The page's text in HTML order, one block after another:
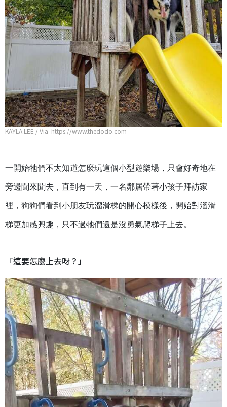
KAYLA LEE / Via https://www.thedodo.com
一開始牠們不太知道怎麼玩這個小型遊樂場，只會好奇地在
旁邊聞來聞去，直到有一天，一名鄰居帶著小孩子拜訪家
裡，狗狗們看到小朋友玩溜滑梯的開心模樣後，開始對溜滑
梯更加感興趣，只不過牠們還是沒勇氣爬梯子上去。
「這要怎麼上去呀？」